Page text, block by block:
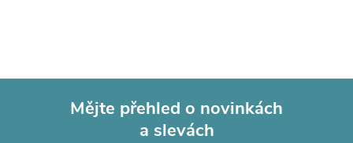
Mějte přehled o novinkách
a slevách